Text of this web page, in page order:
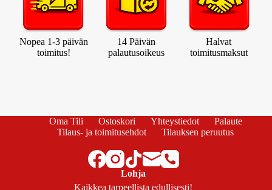
Nopea 1-3 päivän
toimitus!
14 Päivän
palautusoikeus
Halvat
toimitusmaksut
Oma Tili Ostoskori Yhteystiedot
Palaute
Tilaus- ja toimitusehdot
Tilauksen peruutus
Lohja
Kaikkea tarpeellista edullisesti!